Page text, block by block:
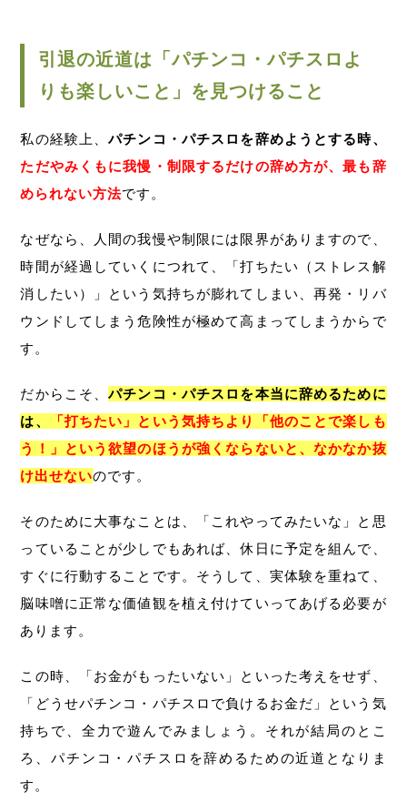
引退の近道は「パチンコ・パチスロよ
りも楽しいこと」を見つけること
私の経験上、パチンコ・パチスロを辞めようとする時、
ただやみくもに我慢・制限するだけの辞め方が、最も辞
められない方法です。
なぜなら、人間の我慢や制限には限界がありますので、
時間が経過していくにつれて、「打ちたい（ストレス解
消したい）」という気持ちが膨れてしまい、再発・リバ
ウンドしてしまう危険性が極めて高まってしまうからで
す。
だからこそ、パチンコ・パチスロを本当に辞めるために
は、
「打ちたい」という気持ちより「他のことで楽しも
う！」という欲望のほうが強くならないと、なかなか抜
け出せないのです。
そのために大事なことは、「これやってみたいな」と思
っていることが少しでもあれば、休日に予定を組んで、
すぐに行動することです。そうして、実体験を重ねて、
脳味噌に正常な価値観を植え付けていってあげる必要が
あります。
この時、「お金がもったいない」といった考えをせず、
「どうせパチンコ・パチスロで負けるお金だ」という気
持ちで、全力で遊んでみましょう。それが結局のとこ
ろ、パチンコ・パチスロを辞めるための近道となりま
す。